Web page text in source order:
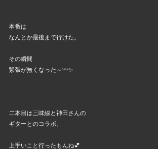
本番は
なんとか最後まで行けた。
その瞬間
緊張が無くなった～〰️✨
二本目は三味線と神田さんの
ギターとのコラボ。
上手いこと行ったもんね💕